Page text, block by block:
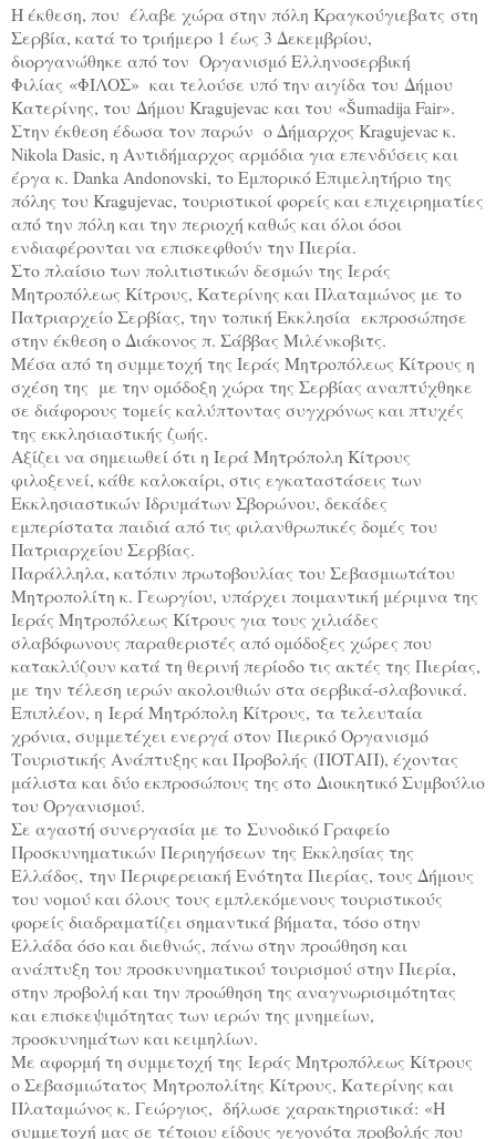
Η έκθεση, που έλαβε χώρα στην πόλη Κραγκούγιεβατς στη
Σερβία, κατά το τριήμερο 1 έως 3 Δεκεμβρίου,
διοργανώθηκε από τον Οργανισμό Ελληνοσερβική
Φιλίας «ΦΙΛΟΣ» και τελούσε υπό την αιγίδα του Δήμου
Κατερίνης, του Δήμου Kragujevac και του «Šumadija Fair».
Στην έκθεση έδωσα τον παρών ο Δήμαρχος Kragujevac κ.
Nikola Dasic, η Αντιδήμαρχος αρμόδια για επενδύσεις και
έργα κ. Danka Andonovski, το Εμπορικό Επιμελητήριο της
πόλης του Kragujevac, τουριστικοί φορείς και επιχειρηματίες
από την πόλη και την περιοχή καθώς και όλοι όσοι
ενδιαφέρονται να επισκεφθούν την Πιερία.
Στο πλαίσιο των πολιτιστικών δεσμών της Ιεράς
Μητροπόλεως Κίτρους, Κατερίνης και Πλαταμώνος με το
Πατριαρχείο Σερβίας, την τοπική Εκκλησία εκπροσώπησε
στην έκθεση ο Διάκονος π. Σάββας Μιλένκοβιτς.
Μέσα από τη συμμετοχή της Ιεράς Μητροπόλεως Κίτρους η
σχέση της με την ομόδοξη χώρα της Σερβίας αναπτύχθηκε
σε διάφορους τομείς καλύπτοντας συγχρόνως και πτυχές
της εκκλησιαστικής ζωής.
Αξίζει να σημειωθεί ότι η Ιερά Μητρόπολη Κίτρους
φιλοξενεί, κάθε καλοκαίρι, στις εγκαταστάσεις των
Εκκλησιαστικών Ιδρυμάτων Σβορώνου, δεκάδες
εμπερίστατα παιδιά από τις φιλανθρωπικές δομές του
Πατριαρχείου Σερβίας.
Παράλληλα, κατόπιν πρωτοβουλίας του Σεβασμιωτάτου
Μητροπολίτη κ. Γεωργίου, υπάρχει ποιμαντική μέριμνα της
Ιεράς Μητροπόλεως Κίτρους για τους χιλιάδες
σλαβόφωνους παραθεριστές από ομόδοξες χώρες που
κατακλύζουν κατά τη θερινή περίοδο τις ακτές της Πιερίας,
με την τέλεση ιερών ακολουθιών στα σερβικά-σλαβονικά.
Επιπλέον, η Ιερά Μητρόπολη Κίτρους, τα τελευταία
χρόνια, συμμετέχει ενεργά στον Πιερικό Οργανισμό
Τουριστικής Ανάπτυξης και Προβολής (ΠΟΤΑΠ), έχοντας
μάλιστα και δύο εκπροσώπους της στο Διοικητικό Συμβούλιο
του Οργανισμού.
Σε αγαστή συνεργασία με το Συνοδικό Γραφείο
Προσκυνηματικών Περιηγήσεων της Εκκλησίας της
Ελλάδος, την Περιφερειακή Ενότητα Πιερίας, τους Δήμους
του νομού και όλους τους εμπλεκόμενους τουριστικούς
φορείς διαδραματίζει σημαντικά βήματα, τόσο στην
Ελλάδα όσο και διεθνώς, πάνω στην προώθηση και
ανάπτυξη του προσκυνηματικού τουρισμού στην Πιερία,
στην προβολή και την προώθηση της αναγνωρισιμότητας
και επισκεψιμότητας των ιερών της μνημείων,
προσκυνημάτων και κειμηλίων.
Με αφορμή τη συμμετοχή της Ιεράς Μητροπόλεως Κίτρους
ο Σεβασμιώτατος Μητροπολίτης Κίτρους, Κατερίνης και
Πλαταμώνος κ. Γεώργιος, δήλωσε χαρακτηριστικά: «H
συμμετοχή μας σε τέτοιου είδους γεγονότα προβολής που